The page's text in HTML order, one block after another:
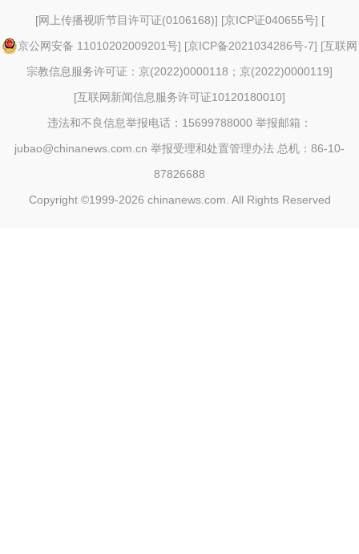
[网上传播视听节目许可证(0106168)] [京ICP证040655号] [
京公网安备 11010202009201号] [京ICP备2021034286号-7] [互联网
宗教信息服务许可证：京(2022)0000118；京(2022)0000119]
[互联网新闻信息服务许可证10120180010]
违法和不良信息举报电话：15699788000 举报邮箱：
jubao@chinanews.com.cn 举报受理和处置管理办法 总机：86-10-
87826688
Copyright ©1999-2026 chinanews.com. All Rights Reserved